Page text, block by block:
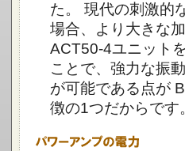
た。 現代の刺激的
場合、より大きな
ACT50-4ユニット
ことで、強力な振
が可能である点が
徴の1つだからです